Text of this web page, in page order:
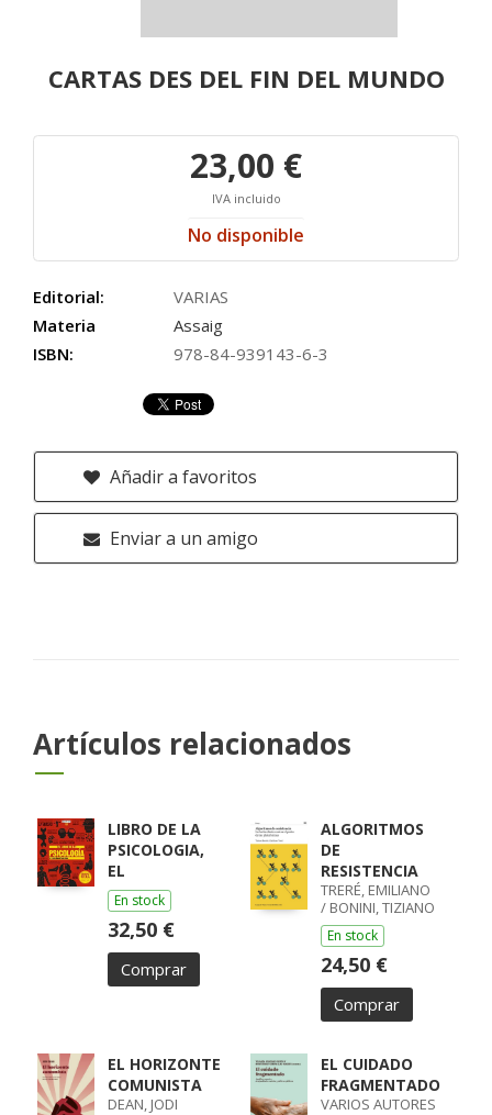
CARTAS DES DEL FIN DEL MUNDO
23,00 €
IVA incluido
No disponible
Editorial:
VARIAS
Materia
Assaig
ISBN:
978-84-939143-6-3
Añadir a favoritos
Enviar a un amigo
Artículos relacionados
LIBRO DE LA
PSICOLOGIA,
EL
En stock
32,50 €
Comprar
ALGORITMOS
DE
RESISTENCIA
TRERÉ, EMILIANO
/ BONINI, TIZIANO
En stock
24,50 €
Comprar
EL HORIZONTE
COMUNISTA
DEAN, JODI
EL CUIDADO
FRAGMENTADO
VARIOS AUTORES